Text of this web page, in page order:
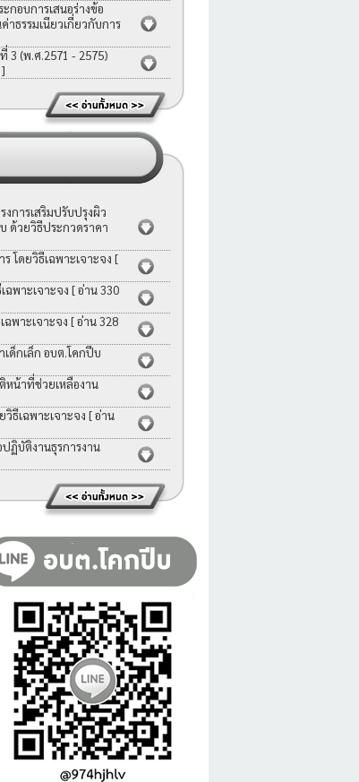
กอบการเสนอร่างข้อ
ธรรมเนียวเกี่ยวกับการ
(พ.ศ.2571 - 2575)
การเสริมปรับปรุงผิว
ด้วยวิธีประกวดราคา
โดยวิธีเฉพาะเจาะจง [
ฉพาะเจาะจง [ อ่าน 330
พาะเจาะจง [ อ่าน 328
ด็กเล็ก อบต.โคกปีบ
หน้าที่ช่วยเหลืองาน
ธีเฉพาะเจาะจง [ อ่าน
ฏิบัติงานธุรการงาน